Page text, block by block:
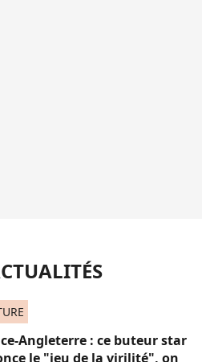
Angleterre : ce buteur star
le "jeu de la virilité", on